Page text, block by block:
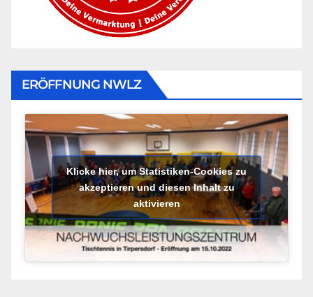
ERÖFFNUNG NWLZ
Klicke hier, um Statistiken-Cookies zu
akzeptieren und diesen Inhalt zu
aktivieren